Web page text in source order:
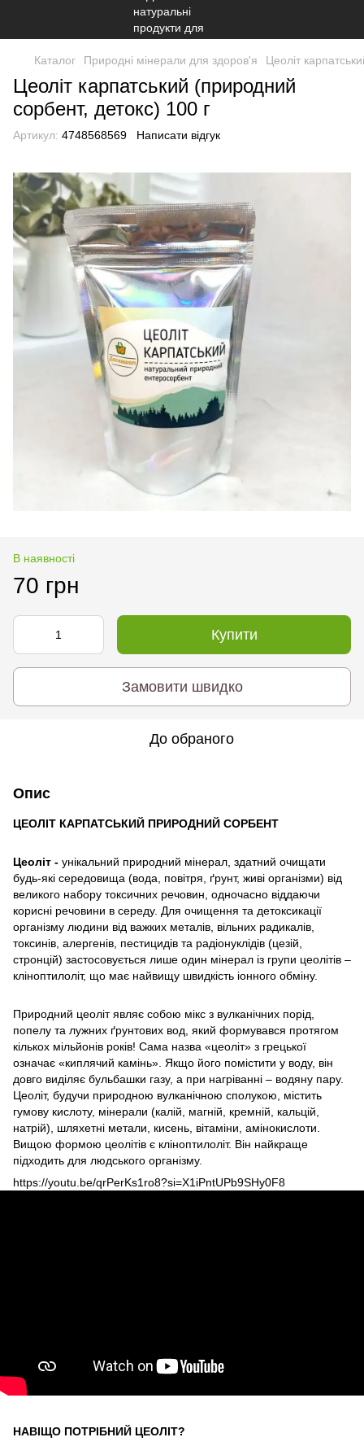
Каталог Природні мінерали для здоров'я Цеоліт
Цеоліт карпатський (природний
сорбент, детокс) 100 г
Артикул: 4748568569 Написати відгук
В наявності
70 грн
Купити
Замовити швидко
До обраного
Опис
ЦЕОЛІТ КАРПАТСЬКИЙ ПРИРОДНИЙ СОРБЕНТ
Цеоліт - унікальний природний мінерал, здатний очищати
будь-які середовища (вода, повітря, ґрунт, живі організми) від
великого набору токсичних речовин, одночасно віддаючи
корисні речовини в середу. Для очищення та детоксикації
організму людини від важких металів, вільних радикалів,
токсинів, алергенів, пестицидів та радіонуклідів (цезій,
стронцій) застосовується лише один мінерал із групи цеолітів –
кліноптилоліт, що має найвищу швидкість іонного обміну.
Природний цеоліт являє собою мікс з вулканічних порід,
попелу та лужних ґрунтових вод, який формувався протягом
кількох мільйонів років! Сама назва «цеоліт» з грецької
означає «киплячий камінь». Якщо його помістити у воду, він
довго виділяє бульбашки газу, а при нагріванні – водяну пару.
Цеоліт, будучи природною вулканічною сполукою, містить
гумову кислоту, мінерали (калій, магній, кремній, кальцій,
натрій), шляхетні метали, кисень, вітаміни, амінокислоти.
Вищою формою цеолітів є кліноптилоліт. Він найкраще
підходить для людського організму.
https://youtu.be/qrPerKs1ro8?si=X1iPntUPb9SHy0F8
НАВІЩО ПОТРІБНИЙ ЦЕОЛІТ?